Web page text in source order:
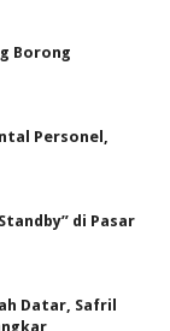
Borong
Personel,
di Pasar
Datar, Safril